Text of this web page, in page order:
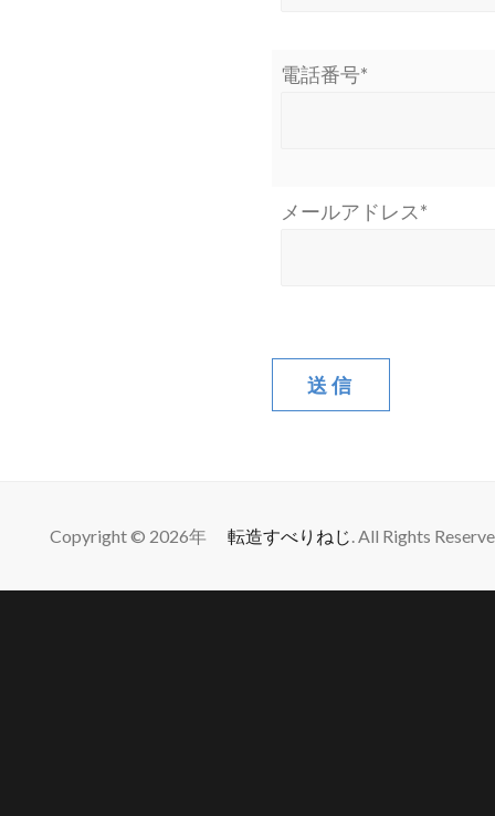
電話番号*
メールアドレス*
Copyright © 2026年 転造すべりねじ. All Rights